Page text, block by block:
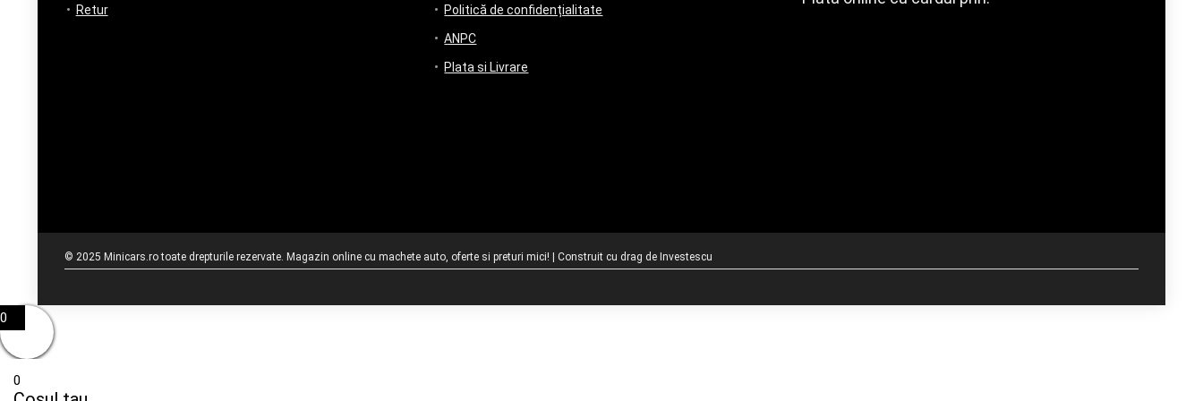
Retur
Politică de confidențialitate
ANPC
Plata si Livrare
© 2025 Minicars.ro toate drepturile rezervate. Magazin online cu machete auto, oferte si preturi mici! | Construit cu drag de Investescu
0
0